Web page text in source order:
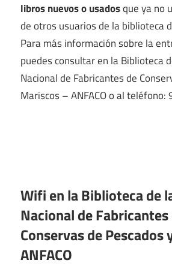
libros nuevos o usadosque ya no
de otros usuarios de la biblioteca
Para más información sobre la
puedes consultar en la Biblioteca
Nacional de Fabricantes de
Mariscos – ANFACO o al
Wifi en laBiblioteca de
Nacional de Fabricantes
Conservas de Pescados
ANFACO